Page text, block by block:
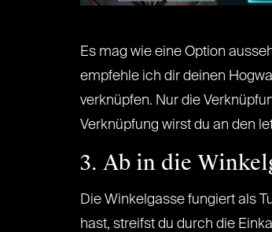
Es mag wie eine Option
empfehle ich dir deinen
verknüpfen. Nur die
Verknüpfung wirst du an den
3. Ab in die
Die Winkelgasse fungiert als
hast, streifst du durch die